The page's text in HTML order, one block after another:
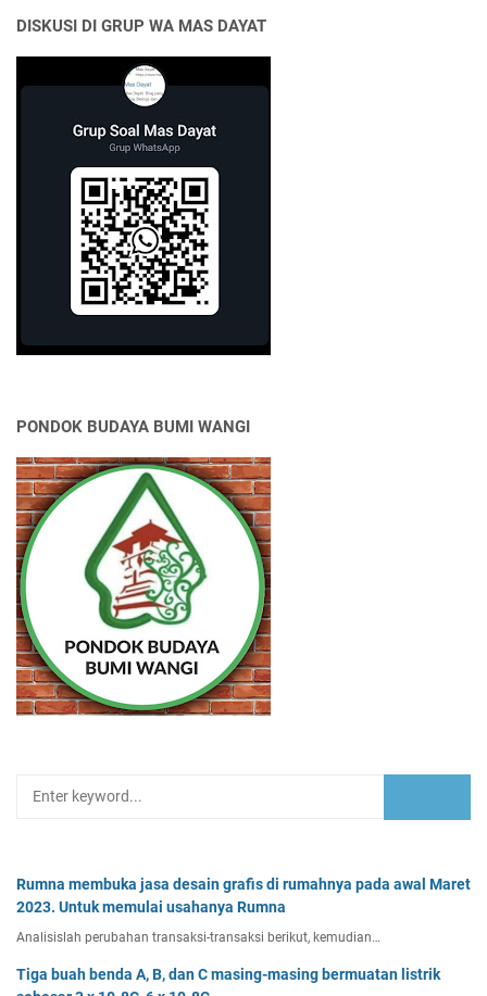
DISKUSI DI GRUP WA MAS DAYAT
PONDOK BUDAYA BUMI WANGI
Rumna membuka jasa desain grafis di rumahnya pada awal Maret
2023. Untuk memulai usahanya Rumna
Analisislah perubahan transaksi-transaksi berikut, kemudian…
Tiga buah benda A, B, dan C masing-masing bermuatan listrik